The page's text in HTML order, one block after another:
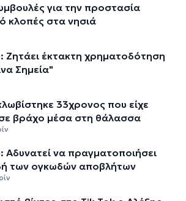
για την προστασία
κλοπές στα νησιά
έκτακτη χρηματοδότηση
Σημεία"
33χρονος που είχε
βράχο μέσα στη θάλασσα
να πραγματοποιήσει
των ογκωδών αποβλήτων